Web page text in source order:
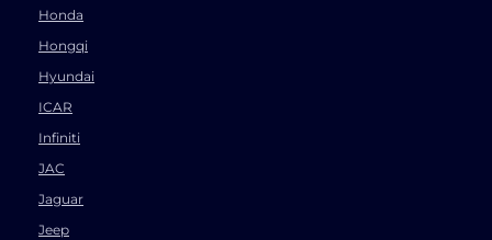
Honda
Hongqi
Hyundai
ICAR
Infiniti
JAC
Jaguar
Jeep